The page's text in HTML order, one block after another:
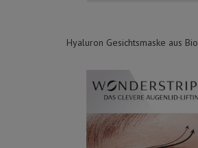
Hyaluron Gesichtsmaske aus